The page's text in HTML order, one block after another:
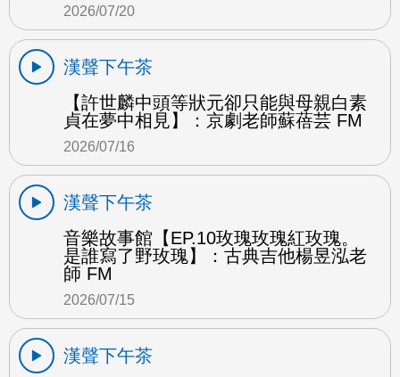
2026/07/20
漢聲下午茶
【許世麟中頭等狀元卻只能與母親白素
貞在夢中相見】：京劇老師蘇蓓芸 FM
2026/07/16
漢聲下午茶
音樂故事館【EP.10玫瑰玫瑰紅玫瑰。
是誰寫了野玫瑰】：古典吉他楊昱泓老
師 FM
2026/07/15
漢聲下午茶